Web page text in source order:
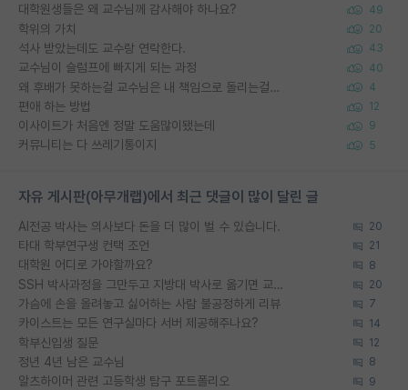
대학원생들은 왜 교수님께 감사해야 하나요? 49
학위의 가치 20
석사 받았는데도 교수랑 연락한다. 43
교수님이 슬럼프에 빠지게 되는 과정 40
왜 후배가 못하는걸 교수님은 내 책임으로 돌리는걸까요? 4
편애 하는 방법 12
이사이트가 처음엔 정말 도움많이됐는데 9
커뮤니티는 다 쓰레기통이지 5
자유 게시판(아무개랩)에서 최근 댓글이 많이 달린 글
AI전공 박사는 의사보다 돈을 더 많이 벌 수 있습니다. 20
타대 학부연구생 컨택 조언 21
대학원 어디로 가야할까요? 8
SSH 박사과정을 그만두고 지방대 박사로 옮기면 교수의 꿈은 끝일까요? 20
가슴에 손을 올려놓고 싫어하는 사람 불공정하게 리뷰 7
카이스트는 모든 연구실마다 서버 제공해주나요? 14
학부신입생 질문 12
정년 4년 남은 교수님 8
알츠하이머 관련 고등학생 탐구 포트폴리오 9